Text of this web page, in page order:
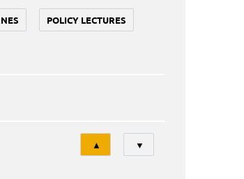
POLICY LECTURES
Tri
▲ ▼